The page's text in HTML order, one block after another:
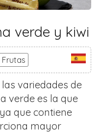
verde y kiwi
Frutas
variedades de
verde es la que
que contiene
mayor